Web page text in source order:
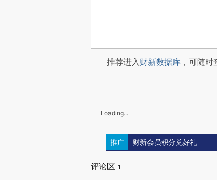
推荐进入财新数据库 ，可随
Loading...
推广 财新会员积分兑好礼
评论区 1